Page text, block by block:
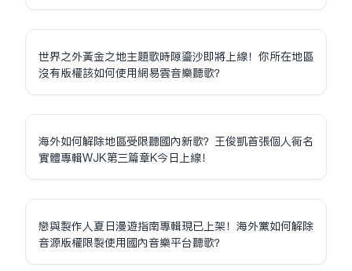
世界之外黃金之地主題歌時隙鎏沙即將上線！你所在地區
沒有版權該如何使用網易雲音樂聽歌？
海外如何解除地區受限聽國內新歌？王俊凱首張個人同名
實體專輯WJK第三篇章K今日上線！
戀與製作人夏日漫遊指南專輯現已上架！海外黨如何解除
音源版權限制使用國內音樂平台聽歌？